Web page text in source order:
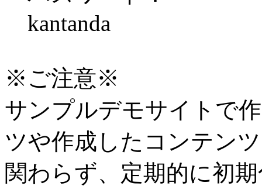
kantanda
※ご注意※
サンプルデモサイトで
ツや作成したコンテン
関わらず、定期的に初